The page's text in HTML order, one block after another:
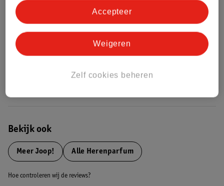
Nature Impact Score
Dit product heeft (nog) geen Nature
Impact Score.
Bekijk ook
Meer Joop! Alle Herenparfum
Hoe controleren wij de reviews?
Zelf cookies beheren
Weigeren
Accepteer